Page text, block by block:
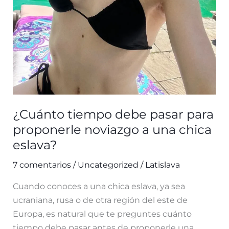
¿Cuánto tiempo debe pasar para
proponerle noviazgo a una chica
eslava?
7 comentarios / Uncategorized / Latislava
Cuando conoces a una chica eslava, ya sea
ucraniana, rusa o de otra región del este de
Europa, es natural que te preguntes cuánto